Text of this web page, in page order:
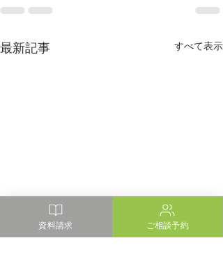
最新記事 すべて表示
資料請求 ご相談予約